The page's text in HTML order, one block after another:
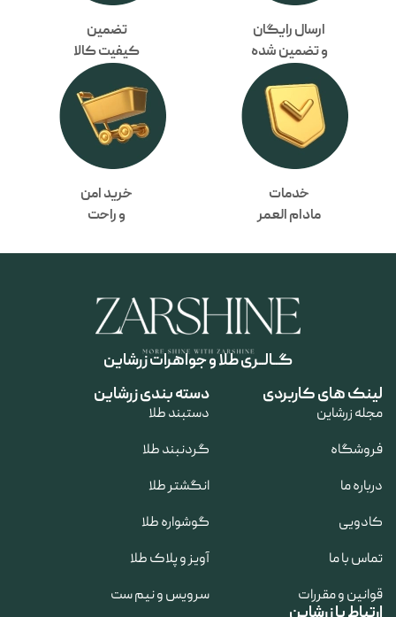
ارسال رایگان
و تضمین شده
تضمین
کیفیت کالا
خدمات
مادام العمر
خرید امن
و راحت
گــالــری طلا و جواهرات زرشاین
لینک های کاربردی
مجله زرشاین
فروشگاه
درباره ما
کادویی
تماس با ما
قوانین و مقررات
دسته بندی زرشاین
دستبند طلا
گردنبند طلا
انگشتر طلا
گوشواره طلا
آویز و پلاک طلا
سرویس و نیم ست